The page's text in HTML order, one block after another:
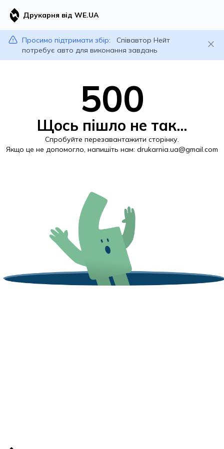
Друкарня від WE.UA
Просимо підтримати збір:
Співавтор Нейт
потребує авто для виконання завдань
500
Щось пішло не так...
Спробуйте перезавантажити сторінку.
Якщо це не допомогло, напишіть нам: drukarnia.ua@gmail.com